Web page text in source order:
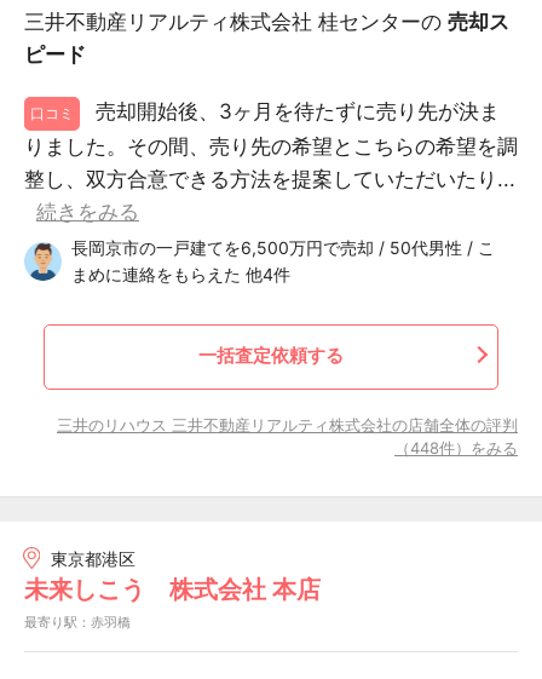
三井不動産リアルティ株式会社 桂センターの 売却ス
ピード
口コミ
売却開始後、3ヶ月を待たずに売り先が決ま
りました。その間、売り先の希望とこちらの希望を調
整し、双方合意できる方法を提案していただいたり...
続きをみる
長岡京市の一戸建てを6,500万円で売却 / 50代男性 / こ
まめに連絡をもらえた 他4件
一括査定依頼する
三井のリハウス 三井不動産リアルティ株式会社の店舗全体の評判
（448件）をみる
東京都港区
未来しこう 株式会社 本店
最寄り駅：赤羽橋